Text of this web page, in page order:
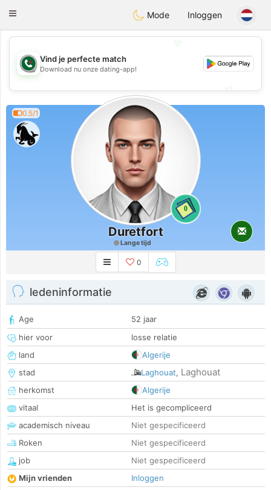
Weshrak
Toggle
Mode Inloggen
💖
💕
Vind je perfecte match
Download nu onze dating-app!
0.5/1
0
Duretfort
Lange tijd
0
ledeninformatie
Age
52 jaar
hier voor
losse relatie
land
Algerije
stad
Laghouat, Laghouat
herkomst
Algerije
vitaal
Het is gecompliceerd
academisch niveau
Niet gespecificeerd
Roken
Niet gespecificeerd
job
Niet gespecificeerd
Mijn vrienden
Inloggen